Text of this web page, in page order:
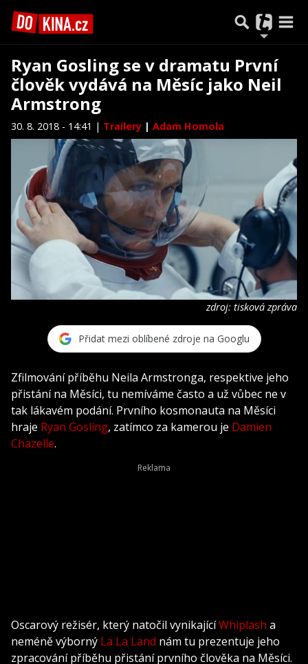
Ryan Gosling se v dramatu První
člověk vydává na Měsíc jako Neil
Armstrong
30. 8. 2018 - 14:41 | Trailery | Adam Homola
zdroj: tisková zpráva
Přidat mezi oblíbené zdroje na Googlu
Zfilmování příběhu Neila Armstronga, respektive jeho
přistání na Měsíci, tu nemíváme často a už vůbec ne v
tak lákavém podání. Prvního kosmonauta na Měsíci
hraje Ryan Gosling, zatímco za kamerou je Damien
Chazelle.
Oscarový režisér, který natočil vynikajícíWhiplash a
neméně výborný La La Land nám tu prezentuje jeho
zpracování příběhu přistání prvního člověka na Měsíci.